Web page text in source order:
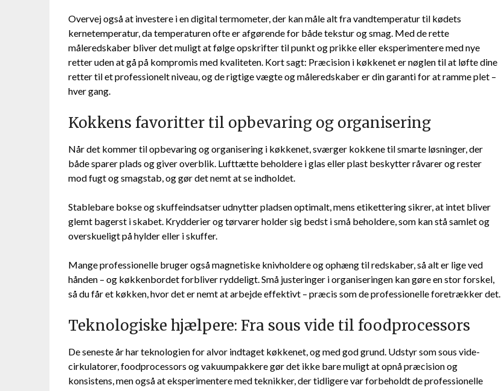
Overvej også at investere i en digital termometer, der kan måle alt fra vandtemperatur til kødets
kernetemperatur, da temperaturen ofte er afgørende for både tekstur og smag. Med de rette
måleredskaber bliver det muligt at følge opskrifter til punkt og prikke eller eksperimentere med nye
retter uden at gå på kompromis med kvaliteten. Kort sagt: Præcision i køkkenet er nøglen til at løfte dine
retter til et professionelt niveau, og de rigtige vægte og måleredskaber er din garanti for at ramme plet –
hver gang.
Kokkens favoritter til opbevaring og organisering
Når det kommer til opbevaring og organisering i køkkenet, sværger kokkene til smarte løsninger, der
både sparer plads og giver overblik. Lufttætte beholdere i glas eller plast beskytter råvarer og rester
mod fugt og smagstab, og gør det nemt at se indholdet.
Stablebare bokse og skuffeindsatser udnytter pladsen optimalt, mens etikettering sikrer, at intet bliver
glemt bagerst i skabet. Krydderier og tørvarer holder sig bedst i små beholdere, som kan stå samlet og
overskueligt på hylder eller i skuffer.
Mange professionelle bruger også magnetiske knivholdere og ophæng til redskaber, så alt er lige ved
hånden – og køkkenbordet forbliver ryddeligt. Små justeringer i organiseringen kan gøre en stor forskel,
så du får et køkken, hvor det er nemt at arbejde effektivt – præcis som de professionelle foretrækker det.
Teknologiske hjælpere: Fra sous vide til foodprocessors
De seneste år har teknologien for alvor indtaget køkkenet, og med god grund. Udstyr som sous vide-
cirkulatorer, foodprocessors og vakuumpakkere gør det ikke bare muligt at opnå præcision og
konsistens, men også at eksperimentere med teknikker, der tidligere var forbeholdt de professionelle